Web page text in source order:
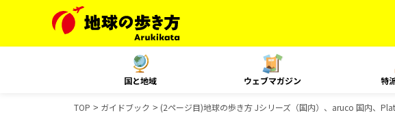
国と地域 ウェブマガジン 特
TOP ガイドブック (2ページ目)地球の歩き方 Jシリーズ（国内）、aruco 国内、